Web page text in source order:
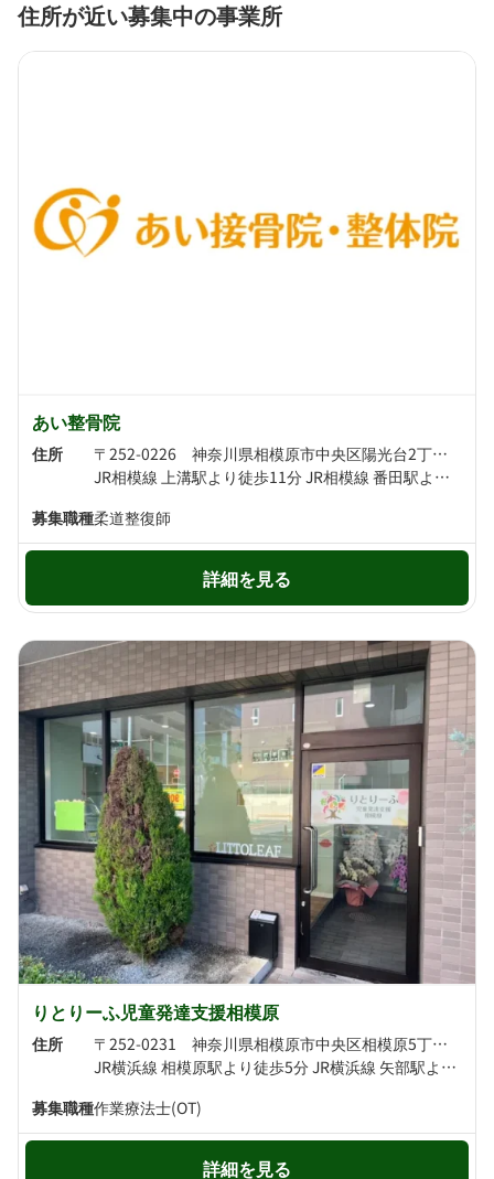
住所が近い募集中の事業所
あい整骨院
住所
〒252-0226 神奈川県相模原市中央区陽光台2丁目3-2-104
JR相模線 上溝駅より徒歩11分 JR相模線 番田駅より徒歩20分
募集職種柔道整復師
詳細を見る
りとりーふ児童発達支援相模原
住所
〒252-0231 神奈川県相模原市中央区相模原5丁目5-1 エス・バイ・エルマンション相模原101A号室
JR横浜線 相模原駅より徒歩5分 JR横浜線 矢部駅より徒歩16分
募集職種作業療法士(OT)
詳細を見る